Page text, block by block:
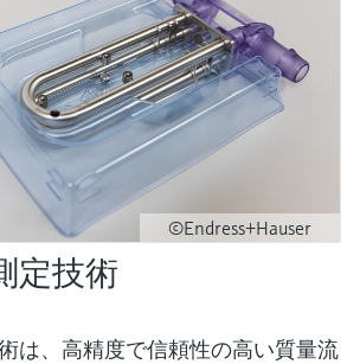
©Endress+Hauser
定技術
は、高精度で信頼性の高い質量流